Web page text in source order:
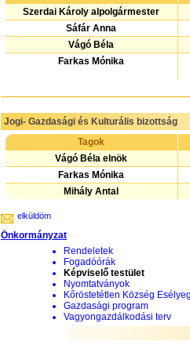
Szerdai Károly alpolgármester
Sáfár Anna
Vágó Béla
Farkas Mónika
Jogi- Gazdasági és Kulturális bizottság
Tagok
Vágó Béla elnök
Farkas Mónika
Mihály Antal
elküldöm
Önkormányzat
Rendeletek
Fogadóórák
Képviselő testület
Nyomtatványok
Kőröstetétlen Község
Gazdasági program
Vagyongazdálkodási terv